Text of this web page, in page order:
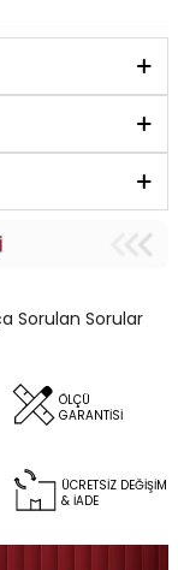
Sorulan Sorular
ÖLÇÜ
GARANTİSİ
ÜCRETSİZ DEĞİŞİM
& İADE